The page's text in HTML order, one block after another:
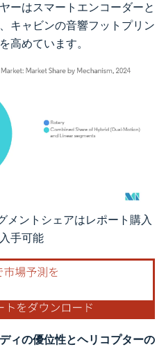
ーはスマートエンコーダーと
キャビンの音響フットプリン
高めています。
はCC BY 4.0の表示が必要です。
メントシェアはレポート購入
手可能
ィの優位性とヘリコプターの